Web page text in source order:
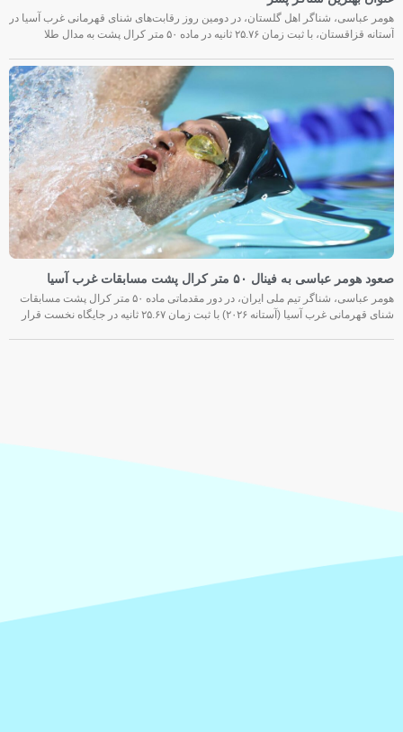
عنوان بهترین شناگر پسر
هومر عباسی، شناگر اهل گلستان، در دومین روز رقابت‌های شنای قهرمانی غرب آسیا در
آستانه قزاقستان، با ثبت زمان ۲۵.۷۶ ثانیه در ماده ۵۰ متر کرال پشت به مدال طلا
صعود هومر عباسی به فینال ۵۰ متر کرال پشت مسابقات غرب آسیا
هومر عباسی، شناگر تیم ملی ایران، در دور مقدماتی ماده ۵۰ متر کرال پشت مسابقات
شنای قهرمانی غرب آسیا (آستانه ۲۰۲۶) با ثبت زمان ۲۵.۶۷ ثانیه در جایگاه نخست قرار